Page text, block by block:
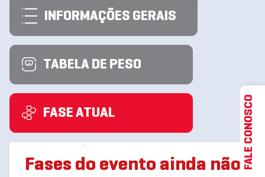
INFORMAÇÕES GERAIS
TABELA DE PESO
FASE ATUAL
Fases do evento ainda não FALE CONOSCO